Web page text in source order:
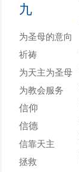
九
为圣母的意向
祈祷
为天主为圣母
为教会服务
信仰
信德
信靠天主
拯救